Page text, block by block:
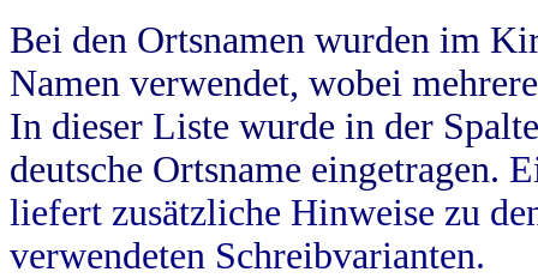
Bei den Ortsnamen wurden im
Namen verwendet, wobei
In dieser Liste wurde in der
deutsche Ortsname eingetragen.
liefert zusätzliche Hinweise zu
verwendeten Schreibvarianten.